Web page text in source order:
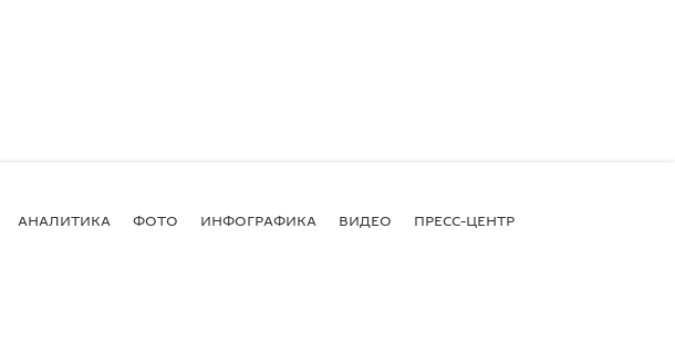
АНАЛИТИКА ФОТО ИНФОГРАФИКА ВИДЕО ПРЕСС-ЦЕНТР